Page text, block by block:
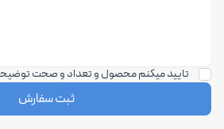
تایید میکنم محصول و تعداد و صحت
ثبت سفارش